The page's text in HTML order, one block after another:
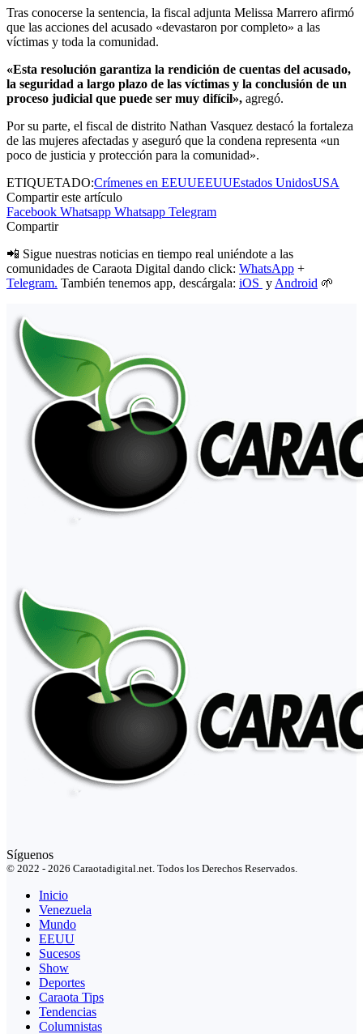
Tras conocerse la sentencia, la fiscal adjunta Melissa Marrero afirmó
que las acciones del acusado «devastaron por completo» a las
víctimas y toda la comunidad.
«Esta resolución garantiza la rendición de cuentas del acusado,
la seguridad a largo plazo de las víctimas y la conclusión de un
proceso judicial que puede ser muy difícil», agregó.
Por su parte, el fiscal de distrito Nathan Vasquez destacó la fortaleza
de las mujeres afectadas y aseguró que la condena representa «un
poco de justicia y protección para la comunidad».
ETIQUETADO:Crímenes en EEUUEEUUEstados UnidosUSA
Compartir este artículo
Facebook Whatsapp Whatsapp Telegram
Compartir
📲 Sigue nuestras noticias en tiempo real uniéndote a las
comunidades de Caraota Digital dando click: WhatsApp +
Telegram. También tenemos app, descárgala: iOS y Android 🌱
Síguenos
© 2022 - 2026 Caraotadigital.net. Todos los Derechos Reservados.
Inicio
Venezuela
Mundo
EEUU
Sucesos
Show
Deportes
Caraota Tips
Tendencias
Columnistas